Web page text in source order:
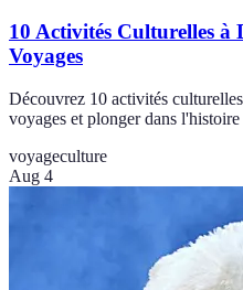
10 Activités Culturelles à
Voyages
Découvrez 10 activités
voyages et plonger dans
voyageculture
Aug 4